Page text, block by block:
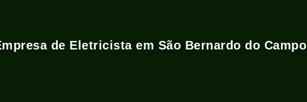
de Eletricista em São Bernardo do Campo